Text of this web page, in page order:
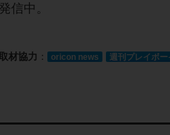
発信中。
材協力 ： oricon news 週刊プレイボー